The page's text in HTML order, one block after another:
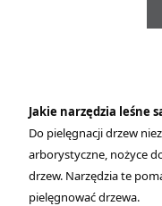
Jakie narzędzia leśne
Do pielęgnacji drzew
arborystyczne, nożyce
drzew. Narzędzia te
pielęgnować drzewa.